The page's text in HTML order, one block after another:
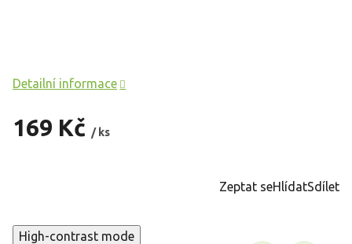
169 Kč / ks
Detailní informace
Zeptat seHlídatSdílet
High-contrast mode